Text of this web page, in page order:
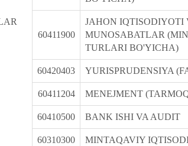
60411900
JAHON
MUNOSABATLAR
TURLARI BO'YICHA)
60420403 YURISPRUDENSIYA
60411204 MENEJMENT
60410500 BANK ISHI VA AUDIT
60310300 MINTAQAVIY